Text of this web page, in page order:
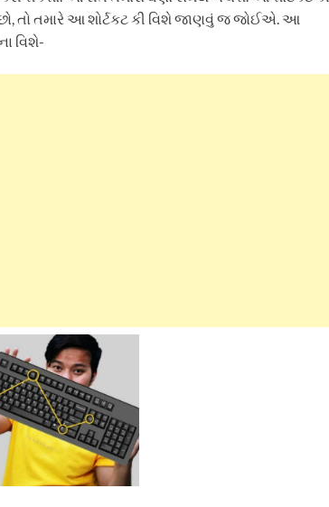
તો તમારે આ શોર્ટકટ કી વિશે જાણવું જ જોઈએ. આ
વિશે-